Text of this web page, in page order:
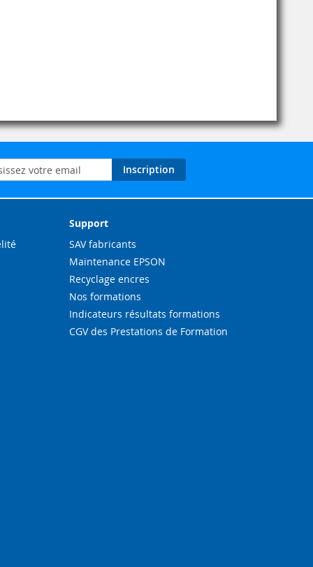
Inscription
Support
SAV fabricants
Maintenance EPSON
Recyclage encres
Nos formations
Indicateurs résultats formations
CGV des Prestations de Formation